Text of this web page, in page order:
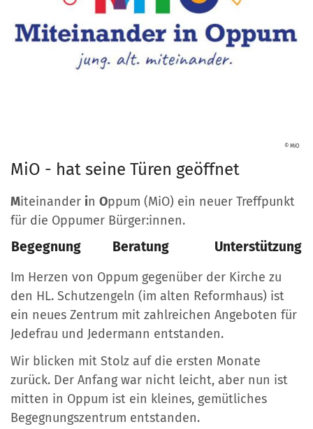
© MiO
MiO - hat seine Türen geöffnet
Miteinander in Oppum (MiO) ein neuer Treffpunkt
für die Oppumer Bürger:innen.
Begegnung Beratung Unterstützung
Im Herzen von Oppum gegenüber der Kirche zu
den HL. Schutzengeln (im alten Reformhaus) ist
ein neues Zentrum mit zahlreichen Angeboten für
Jedefrau und Jedermann entstanden.
Wir blicken mit Stolz auf die ersten Monate
zurück. Der Anfang war nicht leicht, aber nun ist
mitten in Oppum ist ein kleines, gemütliches
Begegnungszentrum entstanden.